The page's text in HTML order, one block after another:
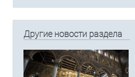
Другие новости раздела